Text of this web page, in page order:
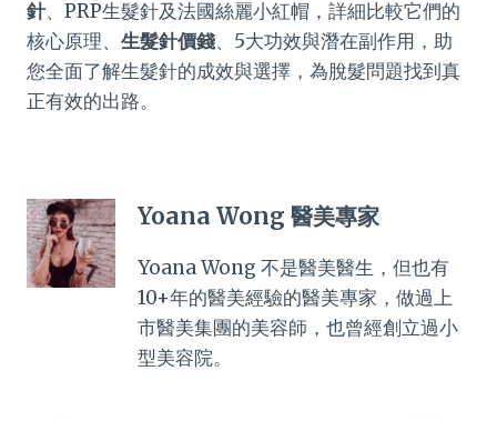
針、PRP生髮針及法國絲麗小紅帽，詳細比較它們的
核心原理、 生髮針價錢、5大功效與潛在副作用，助
您全面了解生髮針的成效與選擇，為脫髮問題找到真
正有效的出路。
Yoana Wong 醫美專家
Yoana Wong 不是醫美醫生，但也有
10+年的醫美經驗的醫美專家，做過上
市醫美集團的美容師，也曾經創立過小
型美容院。